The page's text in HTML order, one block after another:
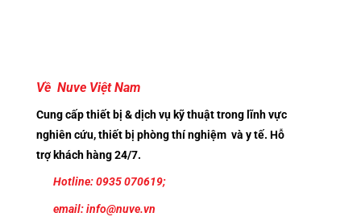
Về Nuve Việt Nam
Cung cấp thiết bị & dịch vụ kỹ thuật trong lĩnh vực
nghiên cứu, thiết bị phòng thí nghiệm và y tế. Hỗ
trợ khách hàng 24/7.
Hotline: 0935 070619;
email: info@nuve.vn